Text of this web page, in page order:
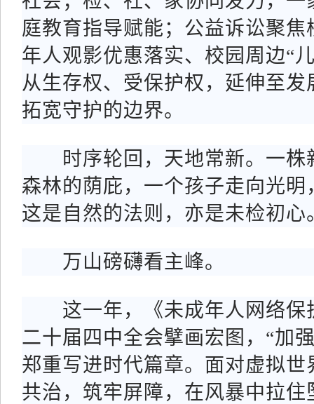
庭教育指导赋能；公益诉讼聚
年人观影优惠落实、校园周边“
从生存权、受保护权，延伸至
拓宽守护的边界。
时序轮回，天地常新。一株
森林的荫庇，一个孩子走向光
这是自然的法则，亦是未检初心
万山磅礴看主峰。
这一年，《未成年人网络保
二十届四中全会擘画宏图，“加
郑重写进时代篇章。面对虚拟
共治，筑牢屏障，在风暴中拉